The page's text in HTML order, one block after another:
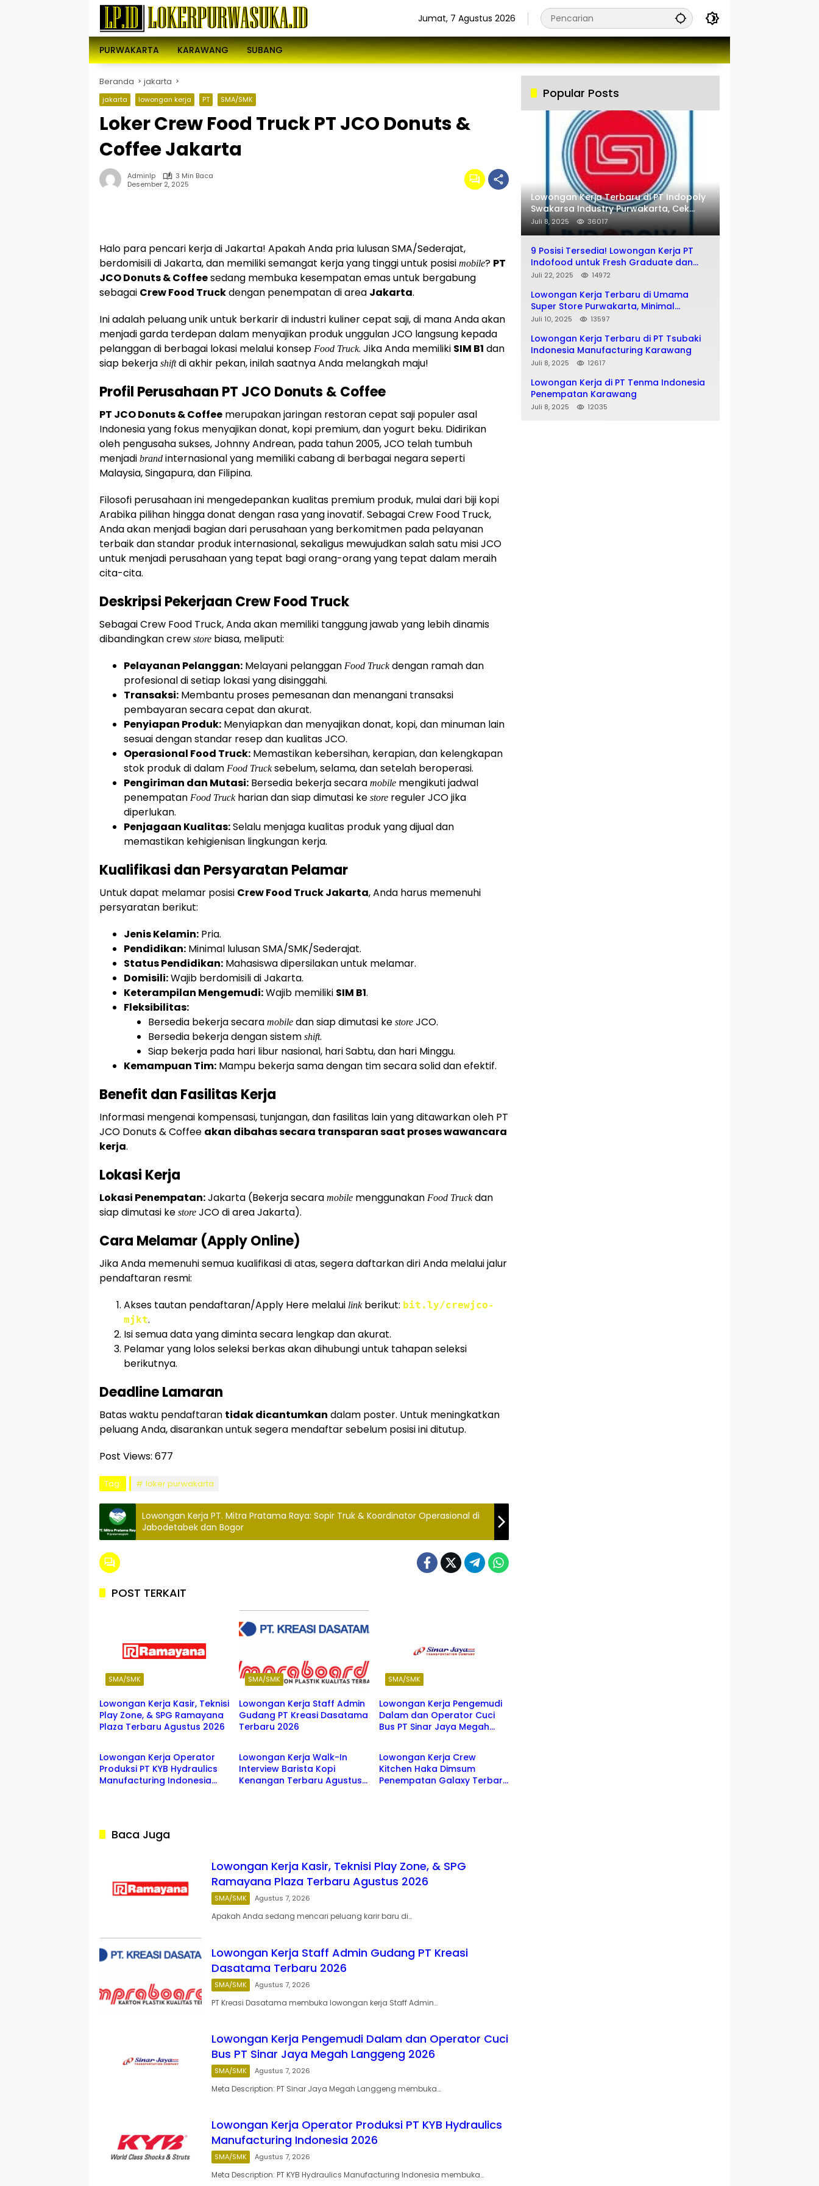
Jumat, 7 Agustus 2026
PURWAKARTA KARAWANG SUBANG
Beranda jakarta
jakarta lowongan kerja PT SMA/SMK
Loker Crew Food Truck PT JCO Donuts &
Coffee Jakarta
Adminlp
3 Min Baca
Desember 2, 2025
Halo para pencari kerja di Jakarta! Apakah Anda pria lulusan SMA/Sederajat,
berdomisili di Jakarta, dan memiliki semangat kerja yang tinggi untuk posisi mobile? PT
JCO Donuts & Coffeesedang membuka kesempatan emas untuk bergabung
sebagai Crew Food Truckdengan penempatan di area Jakarta.
Ini adalah peluang unik untuk berkarir di industri kuliner cepat saji, di mana Anda akan
menjadi garda terdepan dalam menyajikan produk unggulan JCO langsung kepada
pelanggan di berbagai lokasi melalui konsep Food Truck. Jika Anda memiliki SIM B1 dan
siap bekerja shiftdi akhir pekan, inilah saatnya Anda melangkah maju!
Profil Perusahaan PT JCO Donuts & Coffee
PT JCO Donuts & Coffee merupakan jaringan restoran cepat saji populer asal
Indonesia yang fokus menyajikan donat, kopi premium, dan yogurt beku. Didirikan
oleh pengusaha sukses, Johnny Andrean, pada tahun 2005, JCO telah tumbuh
menjadi brand internasional yang memiliki cabang di berbagai negara seperti
Malaysia, Singapura, dan Filipina.
Filosofi perusahaan ini mengedepankan kualitas premium produk, mulai dari biji kopi
Arabika pilihan hingga donat dengan rasa yang inovatif. Sebagai Crew Food Truck,
Anda akan menjadi bagian dari perusahaan yang berkomitmen pada pelayanan
terbaik dan standar produk internasional, sekaligus mewujudkan salah satu misi JCO
untuk menjadi perusahaan yang tepat bagi orang-orang yang tepat dalam meraih
cita-cita.
Deskripsi Pekerjaan Crew Food Truck
Sebagai Crew Food Truck, Anda akan memiliki tanggung jawab yang lebih dinamis
dibandingkan crew store biasa, meliputi:
Pelayanan Pelanggan: Melayani pelanggan Food Truckdengan ramah dan
profesional di setiap lokasi yang disinggahi.
Transaksi: Membantu proses pemesanan dan menangani transaksi
pembayaran secara cepat dan akurat.
Penyiapan Produk: Menyiapkan dan menyajikan donat, kopi, dan minuman lain
sesuai dengan standar resep dan kualitas JCO.
Operasional Food Truck: Memastikan kebersihan, kerapian, dan kelengkapan
stok produk di dalam Food Trucksebelum, selama, dan setelah beroperasi.
Pengiriman dan Mutasi: Bersedia bekerja secara mobile mengikuti jadwal
penempatan Food Truckharian dan siap dimutasi ke store reguler JCO jika
diperlukan.
Penjagaan Kualitas:Selalu menjaga kualitas produk yang dijual dan
memastikan kehigienisan lingkungan kerja.
Kualifikasi dan Persyaratan Pelamar
Untuk dapat melamar posisi Crew Food Truck Jakarta, Anda harus memenuhi
persyaratan berikut:
Jenis Kelamin: Pria.
Pendidikan: Minimal lulusan SMA/SMK/Sederajat.
Status Pendidikan: Mahasiswa dipersilakan untuk melamar.
Domisili:Wajib berdomisili di Jakarta.
Keterampilan Mengemudi:Wajib memiliki SIM B1.
Fleksibilitas:
Bersedia bekerja secara mobile dan siap dimutasi ke store JCO.
Bersedia bekerja dengan sistem shift.
Siap bekerja pada hari libur nasional, hari Sabtu, dan hari Minggu.
Kemampuan Tim: Mampu bekerja sama dengan tim secara solid dan efektif.
Benefit dan Fasilitas Kerja
Informasi mengenai kompensasi, tunjangan, dan fasilitas lain yang ditawarkan oleh PT
JCO Donuts & Coffee akan dibahas secara transparan saat proses wawancara
kerja.
Lokasi Kerja
Lokasi Penempatan:Jakarta (Bekerja secara mobile menggunakan Food Truckdan
siap dimutasi ke store JCO di area Jakarta).
Cara Melamar (Apply Online)
Jika Anda memenuhi semua kualifikasi di atas, segera daftarkan diri Anda melalui jalur
pendaftaran resmi:
Akses tautan pendaftaran/Apply Here melalui linkberikut: bit.ly/crewjco-
mjkt.
Isi semua data yang diminta secara lengkap dan akurat.
Pelamar yang lolos seleksi berkas akan dihubungi untuk tahapan seleksi
berikutnya.
Deadline Lamaran
Batas waktu pendaftaran tidak dicantumkan dalam poster. Untuk meningkatkan
peluang Anda, disarankan untuk segera mendaftar sebelum posisi ini ditutup.
Post Views: 677
Tag: loker purwakarta
Lowongan Kerja PT. Mitra Pratama Raya: Sopir Truk & Koordinator Operasional di
Jabodetabek dan Bogor
POST TERKAIT
SMA/SMK
Lowongan Kerja Kasir, Teknisi
Play Zone, & SPG Ramayana
Plaza Terbaru Agustus 2026
SMA/SMK
Lowongan Kerja Staff Admin
Gudang PT Kreasi Dasatama
Terbaru 2026
SMA/SMK
Lowongan Kerja Pengemudi
Dalam dan Operator Cuci
Bus PT Sinar Jaya Megah
SMA/SMK
Lowongan Kerja Operator
Produksi PT KYB Hydraulics
Manufacturing Indonesia
SMA/SMK
Lowongan Kerja Walk-In
Interview Barista Kopi
Kenangan Terbaru Agustus
SMA/SMK
Lowongan Kerja Crew
Kitchen Haka Dimsum
Penempatan Galaxy Terbaru
Baca Juga
Lowongan Kerja Kasir, Teknisi Play Zone, & SPG
Ramayana Plaza Terbaru Agustus 2026
SMA/SMK Agustus 7, 2026
Apakah Anda sedang mencari peluang karir baru di…
Lowongan Kerja Staff Admin Gudang PT Kreasi
Dasatama Terbaru 2026
SMA/SMK Agustus 7, 2026
PT Kreasi Dasatama membuka lowongan kerja Staff Admin…
Lowongan Kerja Pengemudi Dalam dan Operator Cuci
Bus PT Sinar Jaya Megah Langgeng 2026
SMA/SMK Agustus 7, 2026
Meta Description: PT Sinar Jaya Megah Langgeng membuka…
Lowongan Kerja Operator Produksi PT KYB Hydraulics
Manufacturing Indonesia 2026
SMA/SMK Agustus 7, 2026
Meta Description: PT KYB Hydraulics Manufacturing Indonesia membuka…
Popular Posts
Lowongan Kerja Terbaru di PT Indopoly
Swakarsa Industry Purwakarta, Cek
Selengkapnya disini
Juli 8, 2025 36017
9 Posisi Tersedia! Lowongan Kerja PT
Indofood untuk Fresh Graduate dan
Tamatan SMA SMK
Juli 22, 2025 14972
Lowongan Kerja Terbaru di Umama
Super Store Purwakarta, Minimal
Lulusan SMA SMK
Juli 10, 2025 13597
Lowongan Kerja Terbaru di PT Tsubaki
Indonesia Manufacturing Karawang
Juli 8, 2025 12617
Lowongan Kerja di PT Tenma Indonesia
Penempatan Karawang
Juli 8, 2025 12035